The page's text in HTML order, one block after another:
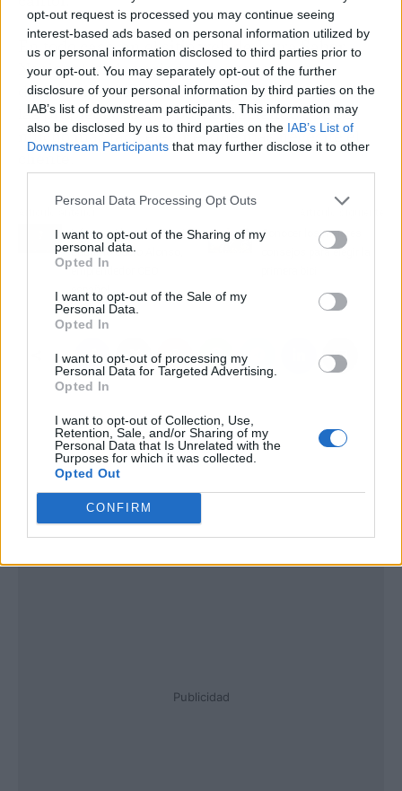
opt-out request is processed you may continue seeing
interest-based ads based on personal information utilized by
us or personal information disclosed to third parties prior to
your opt-out. You may separately opt-out of the further
disclosure of your personal information by third parties on the
IAB’s list of downstream participants. This information may
also be disclosed by us to third parties on the IAB’s List of
Downstream Participants that may further disclose it to other
Personal Data Processing Opt Outs
I want to opt-out of the Sharing of my
personal data.
Opted In
I want to opt-out of the Sale of my
Personal Data.
Opted In
I want to opt-out of processing my
Personal Data for Targeted Advertising.
Opted In
I want to opt-out of Collection, Use,
Retention, Sale, and/or Sharing of my
Personal Data that Is Unrelated with the
Purposes for which it was collected.
Opted Out
CONFIRM
En todo caso, en el sitio web de Joyra Sabor
Nacional, cada variedad cuenta con una
descripción detallada de lo que contiene y de
las propiedades que posee, haciendo que sea
mucho más fácil elegir el que más necesite el
Información sobre Daniel
Eduardo Suero Alonso,
emprendedor CEO
español
Conocer los mejores
consejos para elegir la
Publicidad